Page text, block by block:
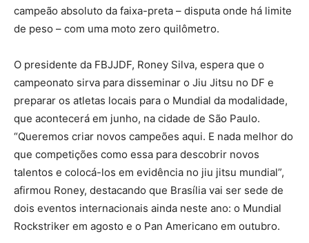
campeão absoluto da faixa-preta – disputa onde há limite
de peso – com uma moto zero quilômetro.
O presidente da FBJJDF, Roney Silva, espera que o
campeonato sirva para disseminar o Jiu Jitsu no DF e
preparar os atletas locais para o Mundial da modalidade,
que acontecerá em junho, na cidade de São Paulo.
“Queremos criar novos campeões aqui. E nada melhor do
que competições como essa para descobrir novos
talentos e colocá-los em evidência no jiu jitsu mundial”,
afirmou Roney, destacando que Brasília vai ser sede de
dois eventos internacionais ainda neste ano: o Mundial
Rockstriker em agosto e o Pan Americano em outubro.